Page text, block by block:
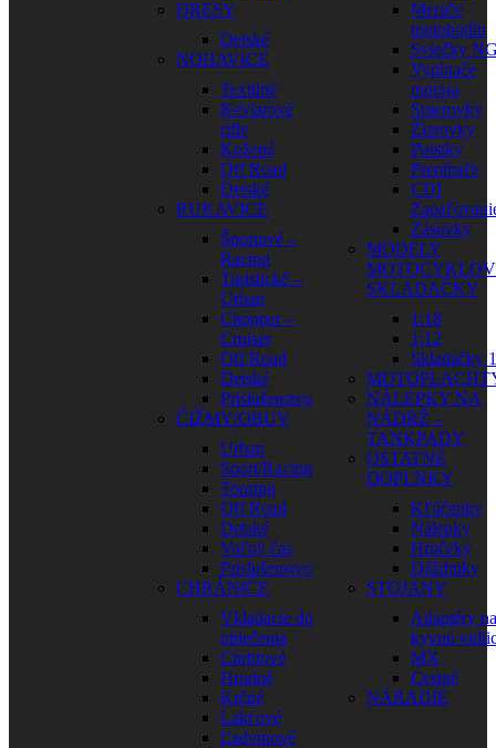
DRESY
Detské
NOHAVICE
Textilné
Kevlarové
rifle
Kožené
Off Road
Detské
RUKAVICE
Športové –
Racing
Turistické –
Urban
Chopper –
Cruiser
Off Road
Detské
Príslušenstvo
ČIŽMY/OBUV
Urban
Sport/Racing
Touring
Off Road
Detské
Voľný čas
Príslušenstvo
CHRÁNIČE
Vkladacie do
oblečenia
Chrbtové
Hrudné
Krčné
Lakťové
Ľadvinové
Merače
motohodín
Sviečky
Vypínače
motora
Smerovky
Žiarovky
Poistky
Prepínače
CDI
Zásuvky
MODELY
SKLADAČKY
1:18
1:12
Skladačky
NÁLEPKY NA
NÁDRŽ –
TANKPADY
OSTATNÉ
DOPLNKY
Kľúčenky
Nálepky
Hrnčeky
Dáždniky
STOJANY
Adaptéry na
kyvnú
MX
Cestné
NÁRADIE